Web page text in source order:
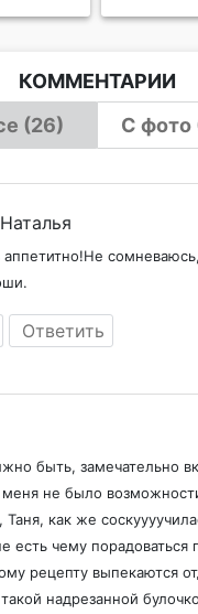
КОММЕНТАРИИ
(26)
С фото
аппетитно!Не
Ответить
быть, замечательно
не было
как же
есть чему порадоваться
рецепту выпекаются
надрезанной